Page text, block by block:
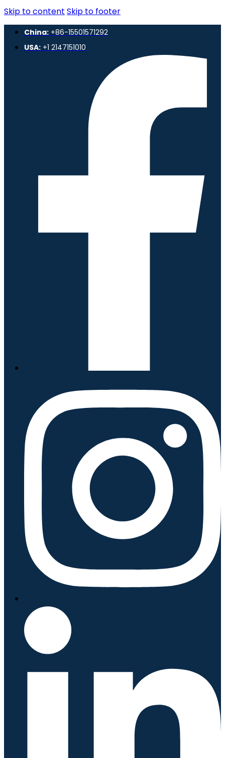
Skip to content Skip to footer
China: +86-15501571292
USA: +1 2147151010